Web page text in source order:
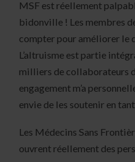
MSF est réellement
bidonville ! Les membres
compter pour améliorer le
L’altruisme est partie
milliers de collaborateurs
engagement m’a
envie de les soutenir en
Les Médecins Sans
ouvrent réellement des